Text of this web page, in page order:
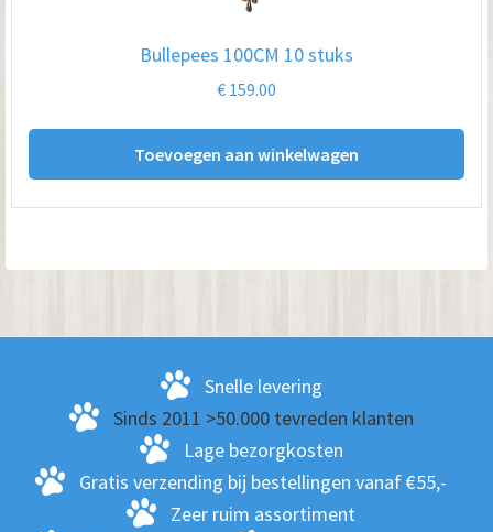
Bullepees 100CM 10 stuks
€ 159.00
Toevoegen aan winkelwagen
Snelle levering
Sinds 2011 >50.000 tevreden klanten
Lage bezorgkosten
Gratis verzending bij bestellingen vanaf €55,-
Zeer ruim assortiment